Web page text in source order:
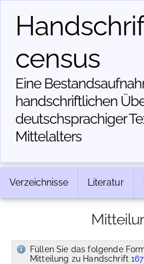
census
Eine
handschriftlichen
deutschsprachiger
Mittelalters
Verzeichnisse Literatur
Füllen Sie das folgende
Mitteilung zu Handschrift